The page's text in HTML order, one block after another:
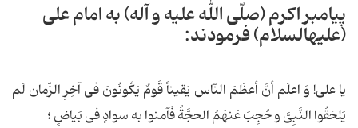
پیامبر اکرم (صلّی الله علیه و آله) به امام علی
(علیه‏السلام) فرمودند:
یا علی! وَ اعلَم أنَّ أعظَمَ النّاس یَقیناً قَومٌ یَکُونُونَ فی آخِرِ الزّمان لَم
یَلحَقُوا النَّبِیَّ و حُجِبَ عَنهَمُ الحجَّةُ فَآمنوا به سوادٍ فی بَیاضٍ ؛